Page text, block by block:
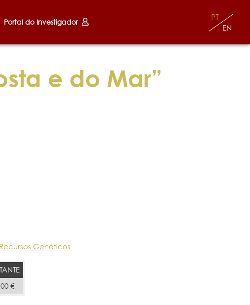
Portal do Investigador
EN
PT
e do Mar”
Genéticos
€